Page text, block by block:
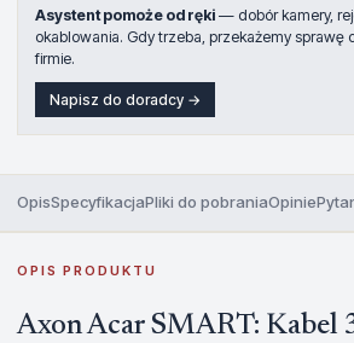
Asystent pomoże od ręki — dobór kamery,
okablowania. Gdy trzeba, przekażemy sprawę
firmie.
Napisz do doradcy →
OpisSpecyfikacjaPliki do pobraniaOpinie
OPIS PRODUKTU
Axon Acar SMART: Kabel